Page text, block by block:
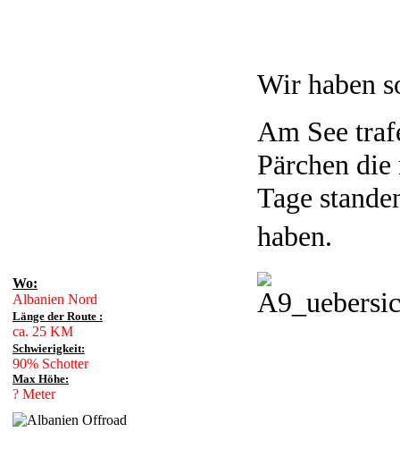
Wir haben
Am See
Pärchen
Tage
haben.
Wo:
Albanien Nord
Länge der Route :
ca. 25 KM
Schwierigkeit:
90% Schotter
Max Höhe:
? Meter